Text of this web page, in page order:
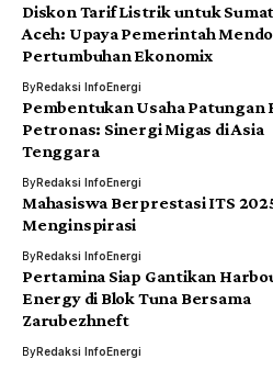
Diskon Tarif Listrik untuk
Aceh: Upaya Pemerintah
Pertumbuhan Ekonomix
ByRedaksi InfoEnergi
Pembentukan Usaha Patungan
Petronas: Sinergi Migas di Asia
Tenggara
ByRedaksi InfoEnergi
Mahasiswa Berprestasi ITS
Menginspirasi
ByRedaksi InfoEnergi
Pertamina Siap Gantikan
Energy di Blok Tuna Bersama
Zarubezhneft
ByRedaksi InfoEnergi